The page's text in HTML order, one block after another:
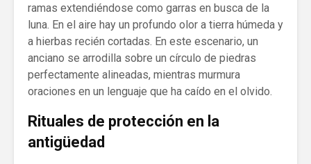
ramas extendiéndose como garras en busca de la
luna. En el aire hay un profundo olor a tierra húmeda y
a hierbas recién cortadas. En este escenario, un
anciano se arrodilla sobre un círculo de piedras
perfectamente alineadas, mientras murmura
oraciones en un lenguaje que ha caído en el olvido.
Rituales de protección en la
antigüedad